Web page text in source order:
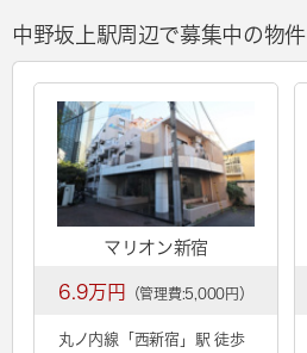
中野坂上駅周辺で募集中の物件
マリオン新宿
6.9万円 （管理費:5,000円）
丸ノ内線「 西新宿 」駅 徒歩